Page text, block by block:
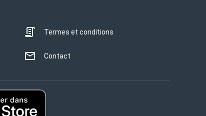
Termes et conditions
Contact